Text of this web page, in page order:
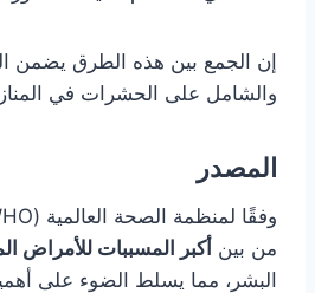
إن الجمع بين هذه الطرق يضمن
والشامل على الحشرات في
المصدر
وفقًا لمنظمة الصحة العالمية (WHO)، تعتبر
من بين أكبر المسببات للأمراض
البشر، مما يسلط الضوء على